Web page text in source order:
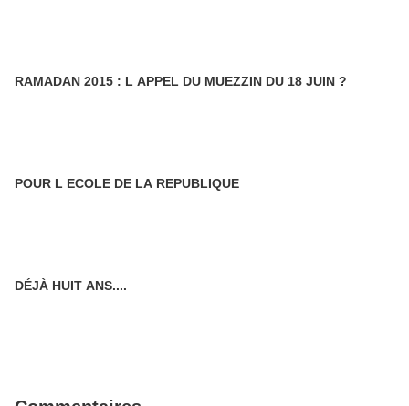
RAMADAN 2015 : L APPEL DU MUEZZIN DU 18 JUIN ?
POUR L ECOLE DE LA REPUBLIQUE
DÉJÀ HUIT ANS....